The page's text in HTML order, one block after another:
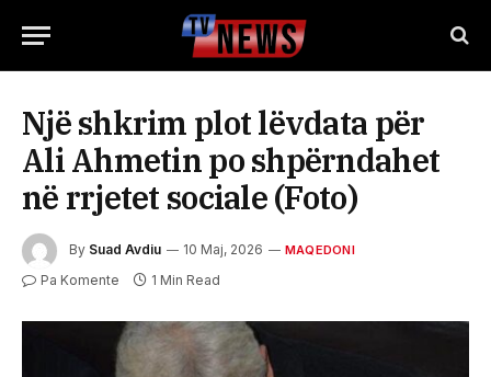
Një shkrim plot lëvdata për
Ali Ahmetin po shpërndahet
në rrjetet sociale (Foto)
By Suad Avdiu 10 Maj, 2026 MAQEDONI
Pa Komente 1 Min Read